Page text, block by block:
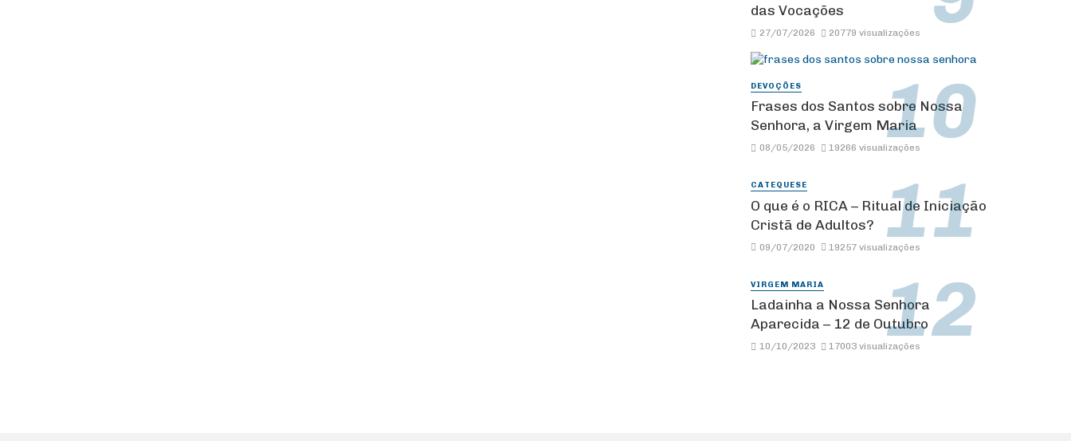
das Vocações
27/07/2026 20779 visualizações
DEVOÇÕES
Frases dos Santos sobre Nossa
Senhora, a Virgem Maria
08/05/2026 19266 visualizações
CATEQUESE
O que é o RICA – Ritual de Iniciação
Cristã de Adultos?
09/07/2020 19257 visualizações
VIRGEM MARIA
Ladainha a Nossa Senhora
Aparecida – 12 de Outubro
10/10/2023 17003 visualizações